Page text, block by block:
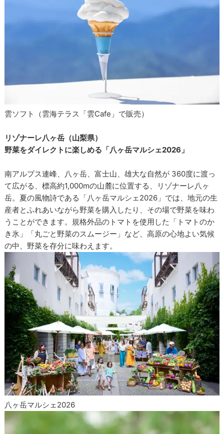
雲ソフト（雲海テラス「雲Cafe」で販売）
リゾナーレ八ヶ岳（山梨県）
野菜をダイレクトに楽しめる「八ヶ岳マルシェ2026」
南アルプス連峰、八ヶ岳、富士山、雄大な自然が 360度に渡っ
て広がる、標高約1,000mの山麓に位置する、リゾナーレ八ヶ
岳。夏の風物詩である「八ヶ岳マルシェ2026」では、地元の生
産者とふれあいながら野菜を購入したり、その場で野菜を味わ
うことができます。規格外品のトマトを使用した「トマトのか
き氷」「丸ごと野菜のスムージー」など、高原の心地よい気候
の中、野菜を存分に味わえます。
八ヶ岳マルシェ2026